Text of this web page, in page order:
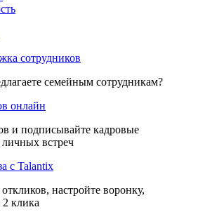
сотрудников
семейным сотрудникам?
онлайн
и подписывайте кадровые
встреч
с Talantix
настройте воронку,
2 клика